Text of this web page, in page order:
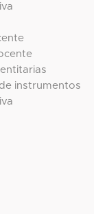
instrumentos